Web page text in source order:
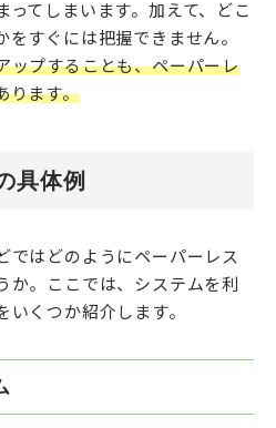
ってしまいます。加えて、どこ
をすぐには把握できません。
ップすることも、ペーパーレ
ります。
具体例
ではどのようにペーパーレス
か。ここでは、システムを利
くつか紹介します。